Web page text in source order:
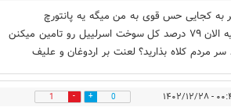
به کجایی حس قوی به من میگه یه پانتورچ
بدبختی!! نامسلمان باکو و تورچیه الان ۷۹ درصد کل سوخت اسرلییل رو تامین میکنن
مردم کلاه بذارید؟ لعنت بر اردوغان و علیف
۱۴۰۲/۱۲/۲۸ 0
1